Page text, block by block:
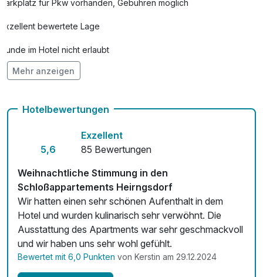
Parkplatz für Pkw vorhanden, Gebühren möglich
Exzellent bewertete Lage
Hunde im Hotel nicht erlaubt
Auch vegetarische Speisen
Mehr anzeigen
Hotelbewertungen
5,6
Exzellent
85 Bewertungen
Weihnachtliche Stimmung in den
Schloßappartements Heirngsdorf
Wir hatten einen sehr schönen Aufenthalt in dem
Hotel und wurden kulinarisch sehr verwöhnt. Die
Ausstattung des Apartments war sehr geschmackvoll
und wir haben uns sehr wohl gefühlt.
Bewertet mit 6,0 Punkten von Kerstin am 29.12.2024